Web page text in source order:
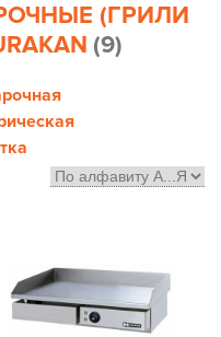
(ГРИЛИ
(9)